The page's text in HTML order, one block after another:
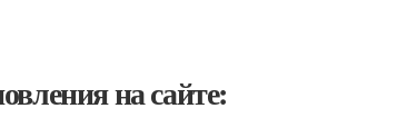
на сайте: